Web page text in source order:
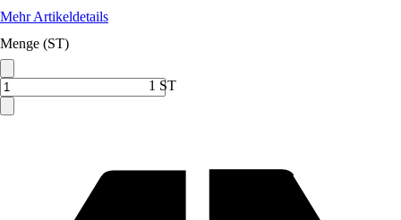
Mehr Artikeldetails
Menge (ST)
1 ST